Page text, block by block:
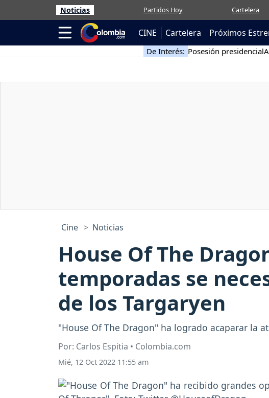
Noticias Partidos Hoy Cartelera
CINE Cartelera Próximos
De Interés: Posesión presidencial
Cine Noticias
House Of The
temporadas se
de los Targaryen
"House Of The Dragon" ha logrado acaparar la
Por: Carlos Espitia • Colombia.com
Mié, 12 Oct 2022 11:55 am